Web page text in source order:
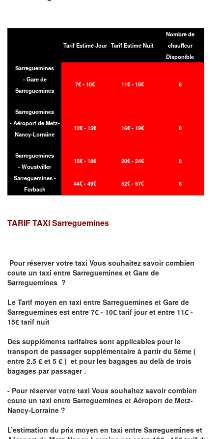
Tarif Estimé Jour Tarif Estimé Nuit
Nombre de
chauffeur
Disponible
Sarreguemines
- Gare de
Sarreguemines
7€ - 10€ 11€ - 15€ 8
Sarreguemines
- Aéroport de Metz-
Nancy-Lorraine
12€ - 15€ 16€ - 19€ 8
Sarreguemines
- Woustviller
15€ - 18€ 20€ - 24€ 8
Sarreguemines -
Forbach
44€ - 49€ 52€ - 57€ 8
TARIF TAXISarreguemines
Pour réserver votre taxi Vous souhaitez savoircombien
coute un taxi entre Sarreguemines et Gare de
Sarreguemines ?
Le Tarif moyen en taxi entre Sarreguemines et Gare de
Sarreguemines est entre 7€ - 10€ tarif jour et entre 11€ -
15€ tarif nuit
Des suppléments tarifaires sont applicables pour le
transport de passager supplémentaire à partir du 5ème (
entre 2.5 € et 5 € ) et pour les bagages au delà de trois
bagages par passager .
- Pour réserver votre taxi Vous souhaitez savoircombien
coute un taxi entre Sarreguemines et Aéroport de Metz-
Nancy-Lorraine ?
L’estimation du prix moyen en taxi entre Sarreguemines et